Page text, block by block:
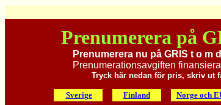
Prenumerera på
Prenumerera nu på GRIS t o m
Prenumerationsavgiften
Tryck här nedan för pris, skriv ut
Sverige Finland Norge och